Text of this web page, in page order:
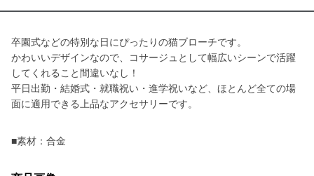
卒園式などの特別な日にぴったりの猫ブローチです。
かわいいデザインなので、コサージュとして幅広いシーンで活躍
してくれること間違いなし！
平日出勤・結婚式・就職祝い・進学祝いなど、ほとんど全ての場
面に適用できる上品なアクセサリーです。
■素材：合金